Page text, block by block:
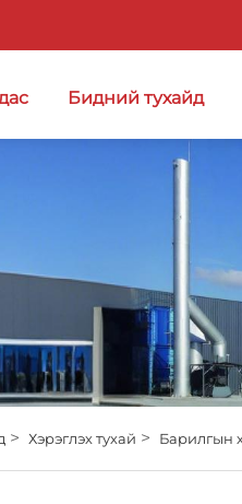
Бидний тухайд
> Хэрэглэх тухай > Барилгын